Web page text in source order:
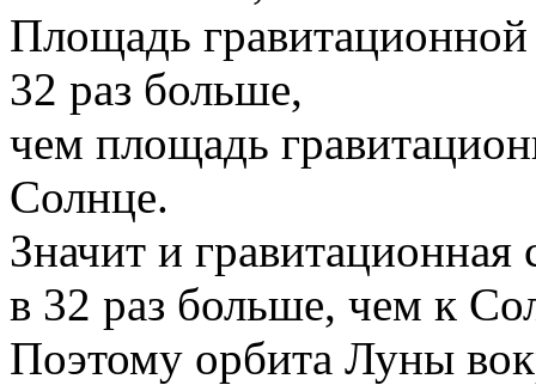
Площадь
32 раз больше,
чем площадь
Солнце.
Значит и
в 32 раз больше, чем к
Поэтому орбита Луны